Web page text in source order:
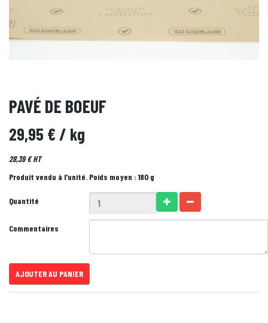
PAVÉ DE BOEUF
29,95 €/ kg
28,39 € HT
Produit vendu à l'unité. Poids moyen : 180 g
Quantité
Commentaires
AJOUTER AU PANIER